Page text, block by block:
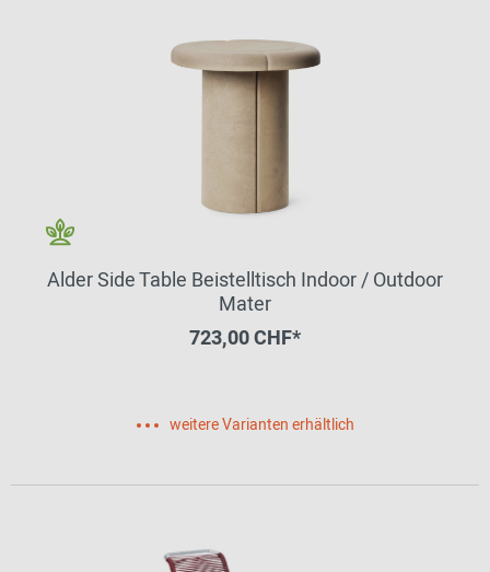
Alder Side Table Beistelltisch Indoor / Outdoor
Mater
723,00 CHF*
weitere Varianten erhältlich